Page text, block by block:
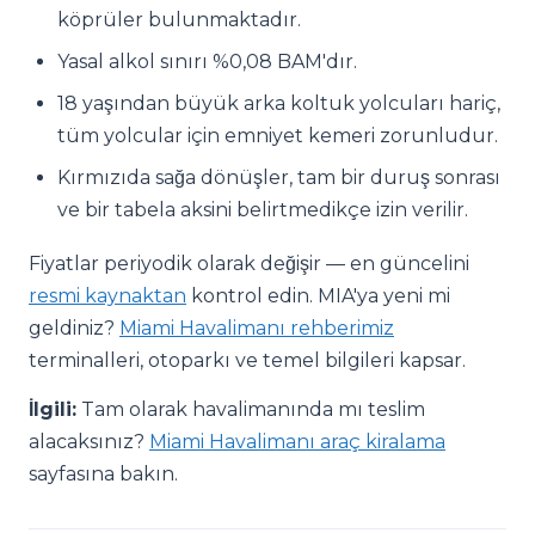
köprüler bulunmaktadır.
Yasal alkol sınırı %0,08 BAM'dır.
18 yaşından büyük arka koltuk yolcuları hariç,
tüm yolcular için emniyet kemeri zorunludur.
Kırmızıda sağa dönüşler, tam bir duruş sonrası
ve bir tabela aksini belirtmedikçe izin verilir.
Fiyatlar periyodik olarak değişir — en güncelini
resmi kaynaktan kontrol edin. MIA'ya yeni mi
geldiniz? Miami Havalimanı rehberimiz
terminalleri, otoparkı ve temel bilgileri kapsar.
İlgili: Tam olarak havalimanında mı teslim
alacaksınız? Miami Havalimanı araç kiralama
sayfasına bakın.